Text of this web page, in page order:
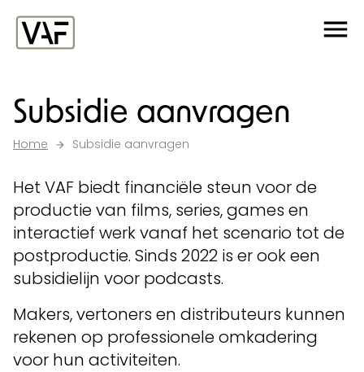
Ga verder naar de inhoud
Subsidie aanvragen
Home Subsidie aanvragen
Het VAF biedt financiële steun voor de
productie van films, series, games en
interactief werk vanaf het scenario tot de
postproductie. Sinds 2022 is er ook een
subsidielijn voor podcasts.
Makers, vertoners en distributeurs kunnen
rekenen op professionele omkadering
voor hun activiteiten.